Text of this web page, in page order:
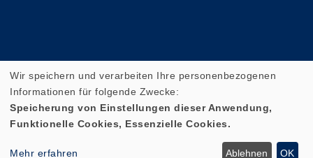
Cookie Einstellungen
Wir speichern und verarbeiten Ihre personenbezogenen
Informationen für folgende Zwecke:
Speicherung von Einstellungen dieser Anwendung,
Funktionelle Cookies, Essenzielle Cookies.
Mehr erfahren Ablehnen OK